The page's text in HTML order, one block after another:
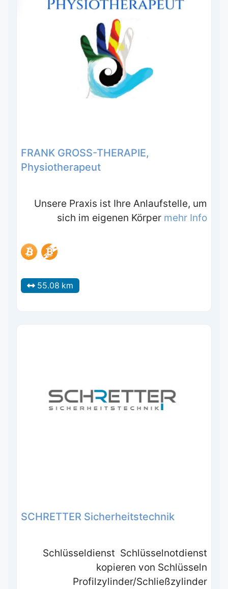
FRANK GROSS-THERAPIE,
Physiotherapeut
Unsere Praxis ist Ihre Anlaufstelle, um
sich im eigenen Körper mehr Info
55.08 km
SCHRETTER Sicherheitstechnik
Schlüsseldienst Schlüsselnotdienst
kopieren von Schlüsseln
Profilzylinder/Schließzylinder